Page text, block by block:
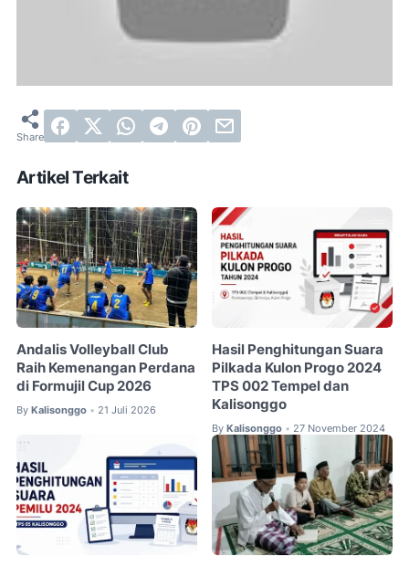
Artikel Terkait
Andalis Volleyball Club
Raih Kemenangan Perdana
di Formujil Cup 2026
By Kalisonggo • 21 Juli 2026
Hasil Penghitungan Suara
Pilkada Kulon Progo 2024
TPS 002 Tempel dan
Kalisonggo
By Kalisonggo • 27 November 2024